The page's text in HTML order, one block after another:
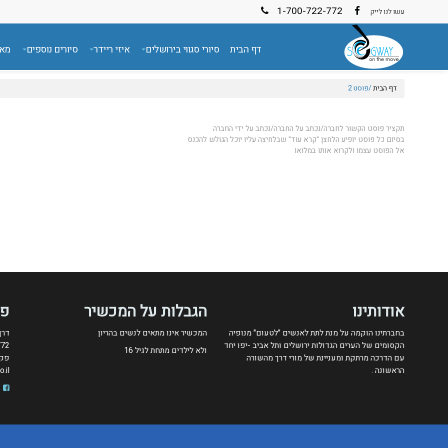
עשו לנו לייק 1-700-722-772
דף הבית סיורי סגווי בירושלים איזי ריידר סיורים נוספים
דף הבית/פוסט 2
תקציר פוסט הקשור לחברה/נכתב על החברה/נכתב על ידי החברה
בסיום כל פוסט יופיע הלחצן "קרא עוד" שבלחיצה עליו יוכל הגולש להכנס
אל הפוסט עצמו ולקרוא אותו במלואו
אודותינו
בחברתינו הוקמה על מנת לתת לאנשים "לטעום" מנופיה
הקסומים של הערים הגדולות ירושלים ותל אביב -יפו יחד
עם הדרכה מרתקת ומעניינת של מורי דרך מהשורה
הראשונה .
הגבלות על המכשיר
המכשיר אינו מתאים לנשים בהריון
ולא לילדים מתחת לגיל 16
דרך
פקס: